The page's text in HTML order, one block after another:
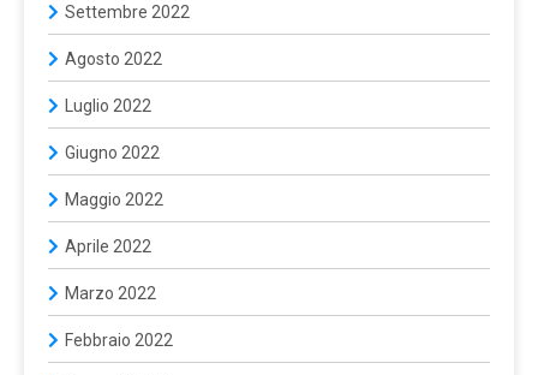
Settembre 2022
Agosto 2022
Luglio 2022
Giugno 2022
Maggio 2022
Aprile 2022
Marzo 2022
Febbraio 2022